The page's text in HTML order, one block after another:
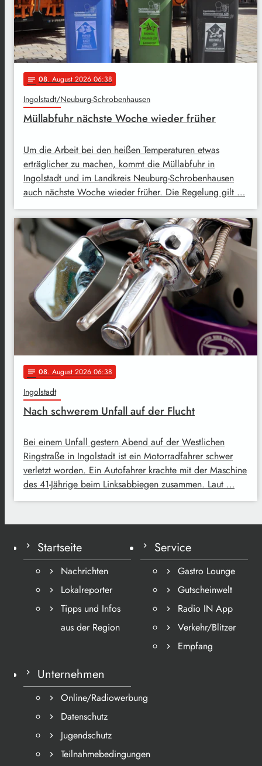
notes 08. August 2026 06:38
Ingolstadt/Neuburg-Schrobenhausen
Müllabfuhr nächste Woche wieder früher
Um die Arbeit bei den heißen Temperaturen etwas
erträglicher zu machen, kommt die Müllabfuhr in
Ingolstadt und im Landkreis Neuburg-Schrobenhausen
auch nächste Woche wieder früher. Die Regelung gilt …
notes 08. August 2026 06:38
Ingolstadt
Nach schwerem Unfall auf der Flucht
Bei einem Unfall gestern Abend auf der Westlichen
Ringstraße in Ingolstadt ist ein Motorradfahrer schwer
verletzt worden. Ein Autofahrer krachte mit der Maschine
des 41-Jährige beim Linksabbiegen zusammen. Laut …
Startseite
Nachrichten
Lokalreporter
Tipps und Infos
aus der Region
Service
Gastro Lounge
Gutscheinwelt
Radio IN App
Verkehr/Blitzer
Empfang
Unternehmen
Online/Radiowerbung
Datenschutz
Jugendschutz
Teilnahmebedingungen